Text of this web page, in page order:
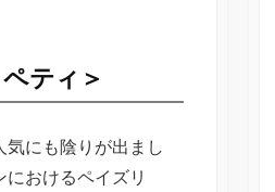
ティ＞
にも陰りが出まし
おけるペイズリ